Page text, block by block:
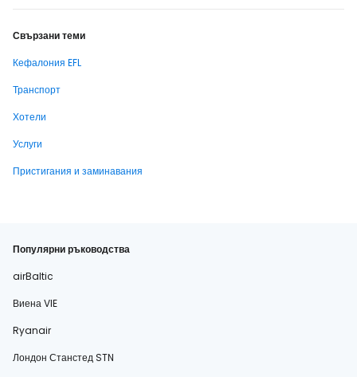
Свързани теми
Кефалония EFL
Транспорт
Хотели
Услуги
Пристигания и заминавания
Популярни ръководства
airBaltic
Виена VIE
Ryanair
Лондон Станстед STN